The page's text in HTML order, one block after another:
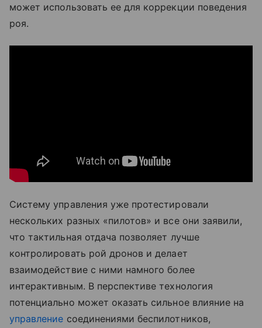
может использовать ее для коррекции поведения
роя.
Систему управления уже протестировали
нескольких разных «пилотов» и все они заявили,
что тактильная отдача позволяет лучше
контролировать рой дронов и делает
взаимодействие с ними намного более
интерактивным. В перспективе технология
потенциально может оказать сильное влияние на
управление соединениями беспилотников,